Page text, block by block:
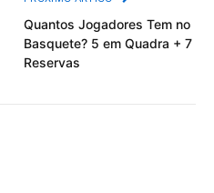
Quantos Jogadores Tem no
Basquete? 5 em Quadra + 7
Reservas